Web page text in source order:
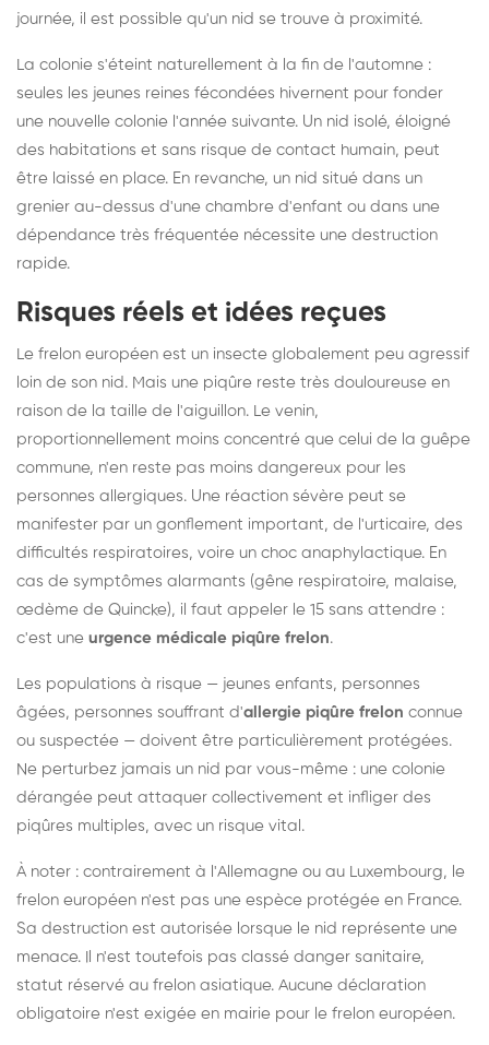
journée, il est possible qu'un nid se trouve à proximité.
La colonie s'éteint naturellement à la fin de l'automne :
seules les jeunes reines fécondées hivernent pour fonder
une nouvelle colonie l'année suivante. Un nid isolé, éloigné
des habitations et sans risque de contact humain, peut
être laissé en place. En revanche, un nid situé dans un
grenier au-dessus d'une chambre d'enfant ou dans une
dépendance très fréquentée nécessite une destruction
rapide.
Risques réels et idées reçues
Le frelon européen est un insecte globalement peu agressif
loin de son nid. Mais une piqûre reste très douloureuse en
raison de la taille de l'aiguillon. Le venin,
proportionnellement moins concentré que celui de la guêpe
commune, n'en reste pas moins dangereux pour les
personnes allergiques. Une réaction sévère peut se
manifester par un gonflement important, de l'urticaire, des
difficultés respiratoires, voire un choc anaphylactique. En
cas de symptômes alarmants (gêne respiratoire, malaise,
œdème de Quincke), il faut appeler le 15 sans attendre :
c'est une urgence médicale piqûre frelon.
Les populations à risque — jeunes enfants, personnes
âgées, personnes souffrant d'allergie piqûre frelon connue
ou suspectée — doivent être particulièrement protégées.
Ne perturbez jamais un nid par vous-même : une colonie
dérangée peut attaquer collectivement et infliger des
piqûres multiples, avec un risque vital.
À noter : contrairement à l'Allemagne ou au Luxembourg, le
frelon européen n'est pas une espèce protégée en France.
Sa destruction est autorisée lorsque le nid représente une
menace. Il n'est toutefois pas classé danger sanitaire,
statut réservé au frelon asiatique. Aucune déclaration
obligatoire n'est exigée en mairie pour le frelon européen.